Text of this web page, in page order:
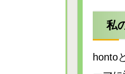
私
honto